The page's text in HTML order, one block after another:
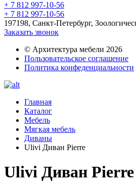
+ 7 812 997-10-56
+ 7 812 997-10-56
197198, Санкт-Петербург,
Заказать звонок
© Архитектура мебели 2026
Пользовательское соглашение
Политика конфеденциальности
Главная
Каталог
Мебель
Мягкая мебель
Диваны
Ulivi Диван Pierre
Ulivi Диван Pierre